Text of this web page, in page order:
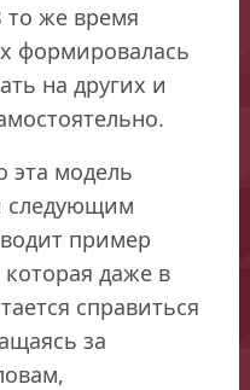
же время
формировалась
на других и
эта модель
следующим
пример
даже в
справиться
за